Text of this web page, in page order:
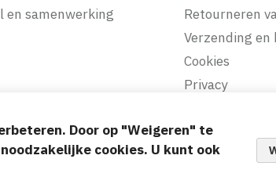
en samenwerking
Retourneren
Verzending en
Cookies
Privacy
betalingen
Door op "Weigeren" te
cookies. U kunt ook